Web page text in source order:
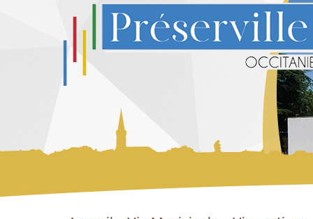
Site officiel